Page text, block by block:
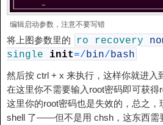
编辑启动参数，注意不要写错
将上图参数里的 ro recovery
single init=/ bin/ bash
然后按 ctrl + x 来执行，这样你就进入
在这里你不需要输入root密码即可获
这里你的root密码也是失效的，总之，
shell 了——但不是用 chsh，这东西需